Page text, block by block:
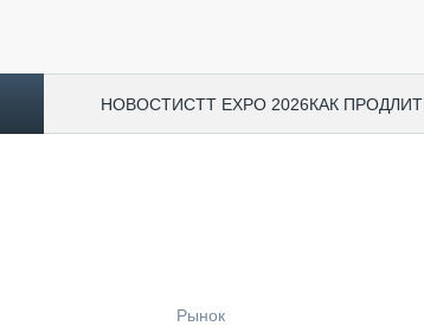
НОВОСТИCTT EXPO 2026КАК
Рынок